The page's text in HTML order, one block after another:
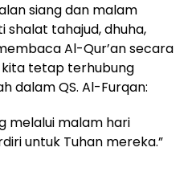
siang dan malam
shalat tahajud, dhuha,
Al-Qur’an secara
tetap terhubung
dalam QS. Al-Furqan:
melalui malam hari
untuk Tuhan mereka.”